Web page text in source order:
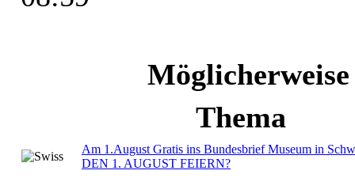
Thema
Am 1.August Gratis ins Bundesbrief Museum in
DEN 1. AUGUST FEIERN?